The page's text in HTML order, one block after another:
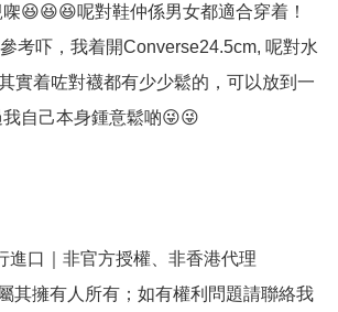
😆😆😆呢對鞋仲係男女都適合穿着！
考吓，我着開Converse24.5cm, 呢對水
實着咗對襪都有少少鬆的，可以放到一
自己本身鍾意鬆啲😜😜
進口｜非官方授權、非香港代理
其擁有人所有；如有權利問題請聯絡我